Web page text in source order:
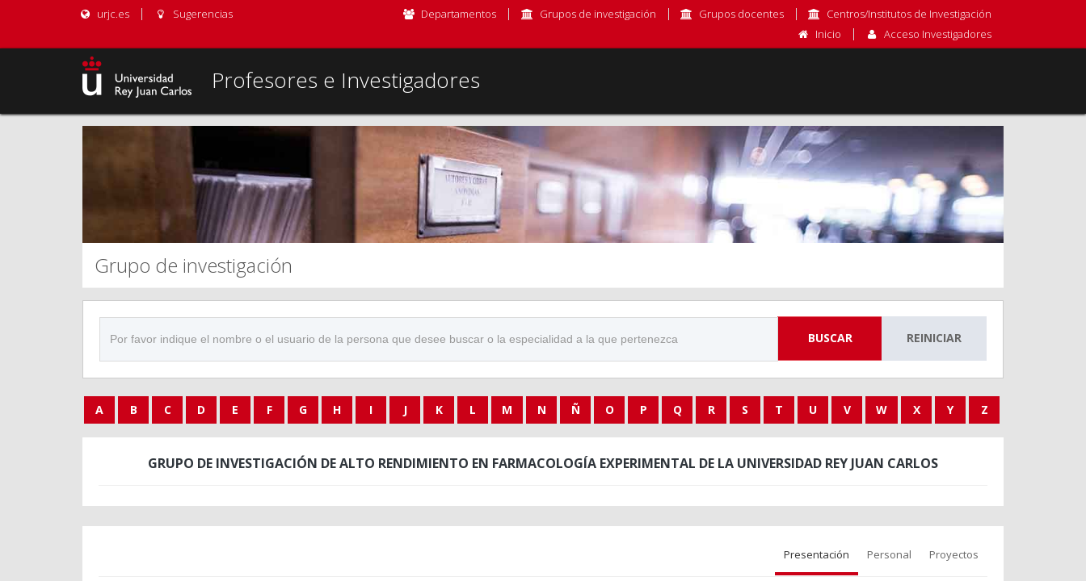
urjc.es Sugerencias Departamentos Grupos de investigación Grupos docentes
Centros/Institutos de Investigación
Inicio
Acceso Investigadores
Profesores e Investigadores
Grupo de investigación
BUSCAR REINICIAR
A B C D E F G H I J K L M N Ñ O P Q R S T U V W X Y Z
GRUPO DE INVESTIGACIÓN DE ALTO RENDIMIENTO EN FARMACOLOGÍA EXPERIMENTAL DE LA UNIVERSIDAD REY JUAN CARLOS
Presentación Personal Proyectos